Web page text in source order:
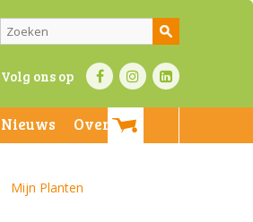
Volg ons op
Nieuws
Over ons
Mijn Planten